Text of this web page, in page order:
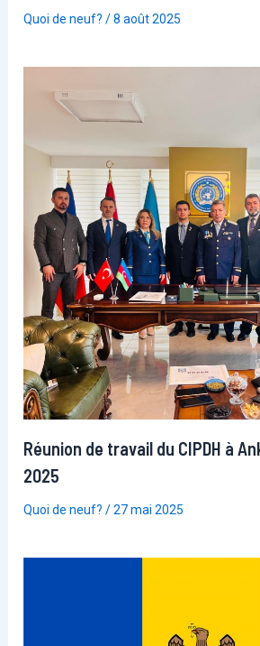
Quoi de neuf? /8 août 2025
Réunion de travail du CIPDH à
2025
Quoi de neuf? /27 mai 2025